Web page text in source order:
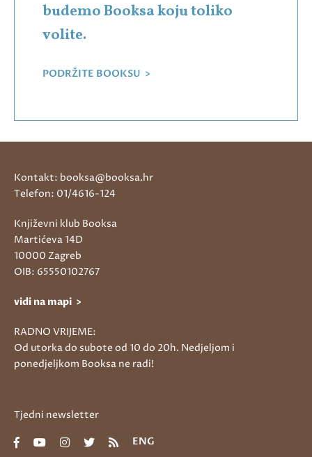
budemo Booksa koju toliko
volite.
PODRŽITE BOOKSU >
Kontakt: booksa@booksa.hr
Telefon: 01/4616-124
Književni klub Booksa
Martićeva 14D
10000 Zagreb
OIB: 65550102767
vidi na mapi >
RADNO VRIJEME:
Od utorka do subote od 10 do 20h. Nedjeljom i
ponedjeljkom Booksa ne radi!
Tjedni newsletter
ENG